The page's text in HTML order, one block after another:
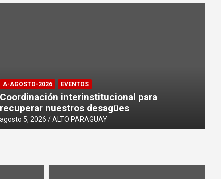
A-AGOSTO-2026 EVENTOS
Coordinación interinstitucional para
recuperar nuestros desagües
agosto 5, 2026 ALTO PARAGUAY